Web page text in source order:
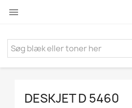

DESKJET D 5460